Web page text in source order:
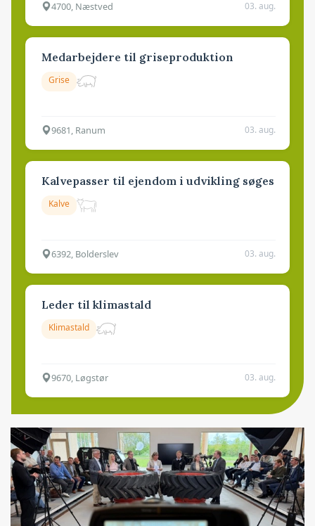
4700, Næstved 03. aug.
Medarbejdere til griseproduktion
Grise
9681, Ranum 03. aug.
Kalvepasser til ejendom i udvikling søges
Kalve
6392, Bolderslev 03. aug.
Leder til klimastald
Klimastald
9670, Løgstør 03. aug.